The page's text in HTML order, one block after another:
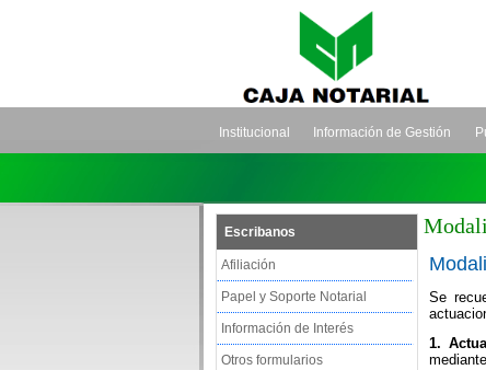
Institucional Información de Gestión
Escribanos
Afiliación
Papel y Soporte Notarial
Información de Interés
Otros formularios
Se
1.